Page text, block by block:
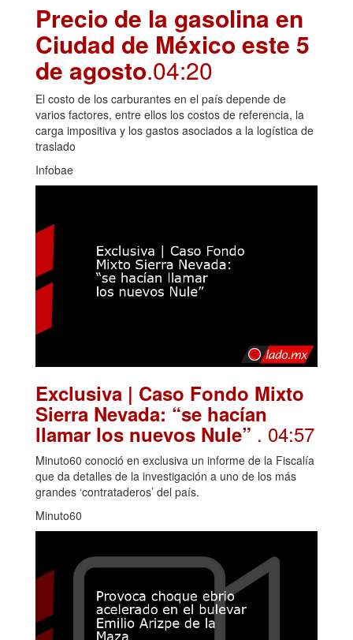
Precio de la gasolina en
Ciudad de México este 5
de agosto.04:20
El costo de los carburantes en el país depende de
varios factores, entre ellos los costos de referencia, la
carga impositiva y los gastos asociados a la logística de
traslado
Infobae
Exclusiva | Caso Fondo Mixto
Sierra Nevada: “se hacían
llamar los nuevos Nule” . 04:57
Minuto60 conoció en exclusiva un informe de la Fiscalía
que da detalles de la investigación a uno de los más
grandes ‘contrataderos’ del país.
Minuto60